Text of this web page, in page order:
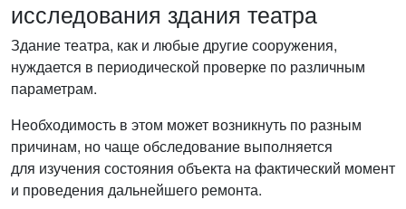
исследования здания театра
Здание театра, как и любые другие сооружения,
нуждается в периодической проверке по различным
параметрам.
Необходимость в этом может возникнуть по разным
причинам, но чаще обследование выполняется
для изучения состояния объекта на фактический момент
и проведения дальнейшего ремонта.